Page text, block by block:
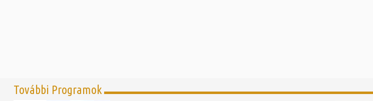
További Programok